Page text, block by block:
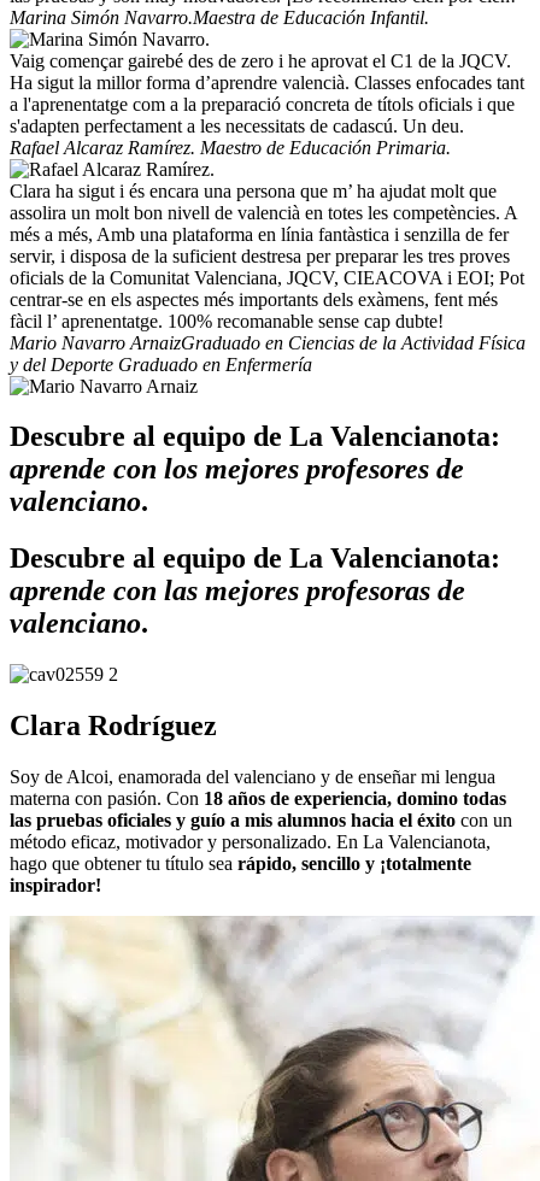
Marina Simón Navarro.Maestra de Educación Infantil.
Vaig començar gairebé des de zero i he aprovat el C1 de la JQCV.
Ha sigut la millor forma d’aprendre valencià. Classes enfocades tant
a l'aprenentatge com a la preparació concreta de títols oficials i que
s'adapten perfectament a les necessitats de cadascú. Un deu.
Rafael Alcaraz Ramírez. Maestro de Educación Primaria.
Clara ha sigut i és encara una persona que m’ ha ajudat molt que
assolira un molt bon nivell de valencià en totes les competències. A
més a més, Amb una plataforma en línia fantàstica i senzilla de fer
servir, i disposa de la suficient destresa per preparar les tres proves
oficials de la Comunitat Valenciana, JQCV, CIEACOVA i EOI; Pot
centrar-se en els aspectes més importants dels exàmens, fent més
fàcil l’ aprenentatge. 100% recomanable sense cap dubte!
Mario Navarro ArnaizGraduado en Ciencias de la Actividad Física
y del Deporte Graduado en Enfermería
Descubre al equipo de La Valencianota:
aprende con los mejores profesores de
valenciano.
Descubre al equipo de La Valencianota:
aprende con las mejores profesoras de
valenciano.
Clara Rodríguez
Soy de Alcoi, enamorada del valenciano y de enseñar mi lengua
materna con pasión. Con 18 años de experiencia, domino todas
las pruebas oficiales y guío a mis alumnos hacia el éxito con un
método eficaz, motivador y personalizado. En La Valencianota,
hago que obtener tu título sea rápido, sencillo y ¡totalmente
inspirador!